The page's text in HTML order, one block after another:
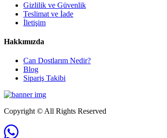
Gizlilik ve Güvenlik
Teslimat ve İade
İletişim
Hakkımızda
Can Dostlarım Nedir?
Blog
Sipariş Takibi
Copyright © All Rights Reserved